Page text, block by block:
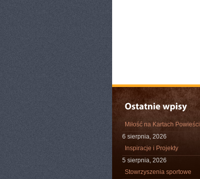
Miłość na Kartach Powieści
6 sierpnia, 2026
Inspiracje i Projekty
5 sierpnia, 2026
Stowrzyszenia sportowe